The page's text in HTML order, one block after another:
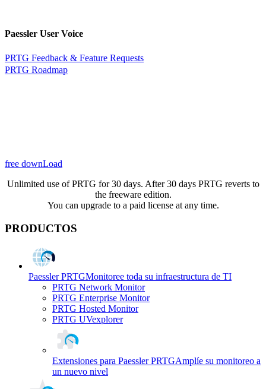
Paessler User Voice
PRTG Feedback & Feature Requests
PRTG Roadmap
free downLoad
Unlimited use of PRTG for 30 days. After 30 days PRTG reverts to
the freeware edition.
You can upgrade to a paid license at any time.
PRODUCTOS
Paessler PRTGMonitoree toda su infraestructura de TI
PRTG Network Monitor
PRTG Enterprise Monitor
PRTG Hosted Monitor
PRTG UVexplorer
Extensiones para Paessler PRTGAmplíe su monitoreo a
un nuevo nivel